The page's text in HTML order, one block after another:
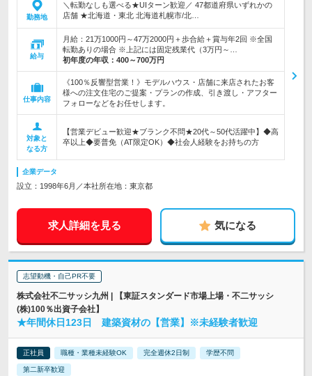
勤務地
＼転勤なしも選べる★UIターン歓迎／ 47都道府県いずれかの
店舗 ★北海道・東北 北海道札幌市/北…
給与
月給：21万1000円～47万2000円＋歩合給＋賞与年2回 ※全国
転勤ありの場合 ※上記には固定残業代（3万円～…
初年度の年収： 400～700万円
仕事内容
《100％反響型営業！》モデルハウス・店舗に来店されたお客
様への注文住宅のご提案・プランの作成、引き渡し・アフター
フォローなどをお任せします。
対象と
なる方
【営業デビュー歓迎★ブランク不問★20代～50代活躍中】◆高
卒以上◆要普免（AT限定OK）◆社会人経験をお持ちの方
企業データ
設立：1998年6月／本社所在地：東京都
求人詳細を見る 気になる
志望動機・自己PR不要
株式会社不二サッシ九州 | 【東証スタンダード市場上場・不二サッシ
(株)100％出資子会社】
★年間休日123日 建築資材の【営業】※未経験者歓迎
正社員 職種・業種未経験OK 完全週休2日制 学歴不問
第二新卒歓迎